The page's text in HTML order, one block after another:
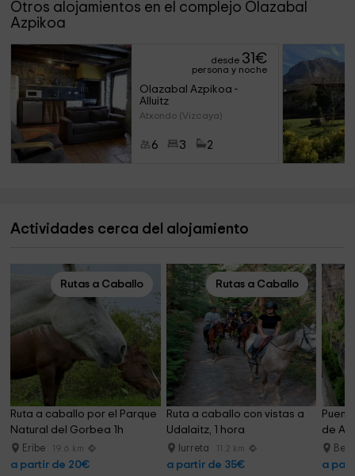
Otros alojamientos en el complejo Olazabal
Azpikoa
desde 31€
persona y noche
Olazabal Azpikoa -
Alluitz
Atxondo (Vizcaya)
6 3 2
Actividades cerca del alojamiento
Rutas a Caballo
Ruta a caballo por el Parque
Natural del Gorbea 1h
Eribe 19.6 km
a partir de 20€
Rutas a Caballo
Ruta a caballo con vistas a
Udalaitz, 1 hora
Iurreta 11.2 km
a partir de 35€
de
a